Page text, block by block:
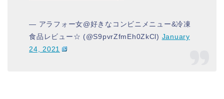
— アラフォー女@好きなコンビニメニュー&冷凍
食品レビュー☆ (@S9pvrZfmEh0ZkCl) January
24, 2021